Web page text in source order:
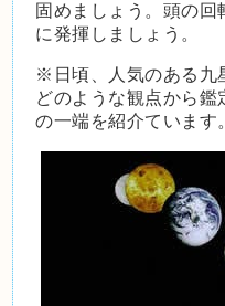
固めましょう。頭の回
に発揮しましょう。
※日頃、人気のある九
どのような観点から
の一端を紹介ています